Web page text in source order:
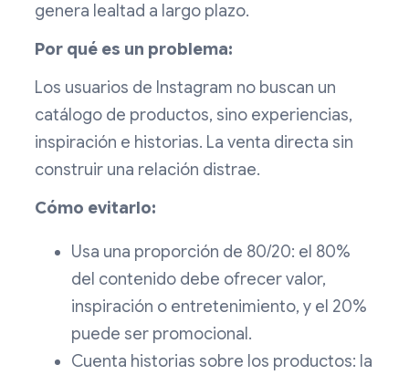
genera lealtad a largo plazo.
Por qué es un problema:
Los usuarios de Instagram no buscan un
catálogo de productos, sino experiencias,
inspiración e historias. La venta directa sin
construir una relación distrae.
Cómo evitarlo:
Usa una proporción de 80/20: el 80%
del contenido debe ofrecer valor,
inspiración o entretenimiento, y el 20%
puede ser promocional.
Cuenta historias sobre los productos: la